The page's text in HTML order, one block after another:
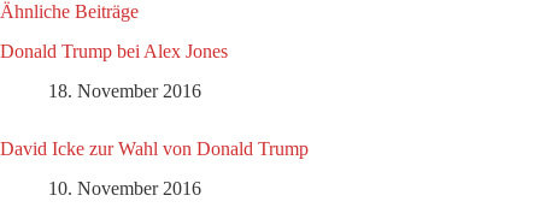
Ähnliche Beiträge
Donald Trump bei Alex Jones
18. November 2016
David Icke zur Wahl von Donald Trump
10. November 2016